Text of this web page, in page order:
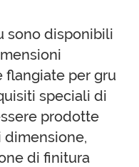
sono disponibili
flangiate per gru
speciali di
prodotte
dimensione,
di finitura